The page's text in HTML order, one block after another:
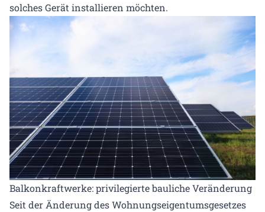
solches Gerät installieren möchten.
Balkonkraftwerke: privilegierte bauliche Veränderung
Seit der Änderung des Wohnungseigentumsgesetzes